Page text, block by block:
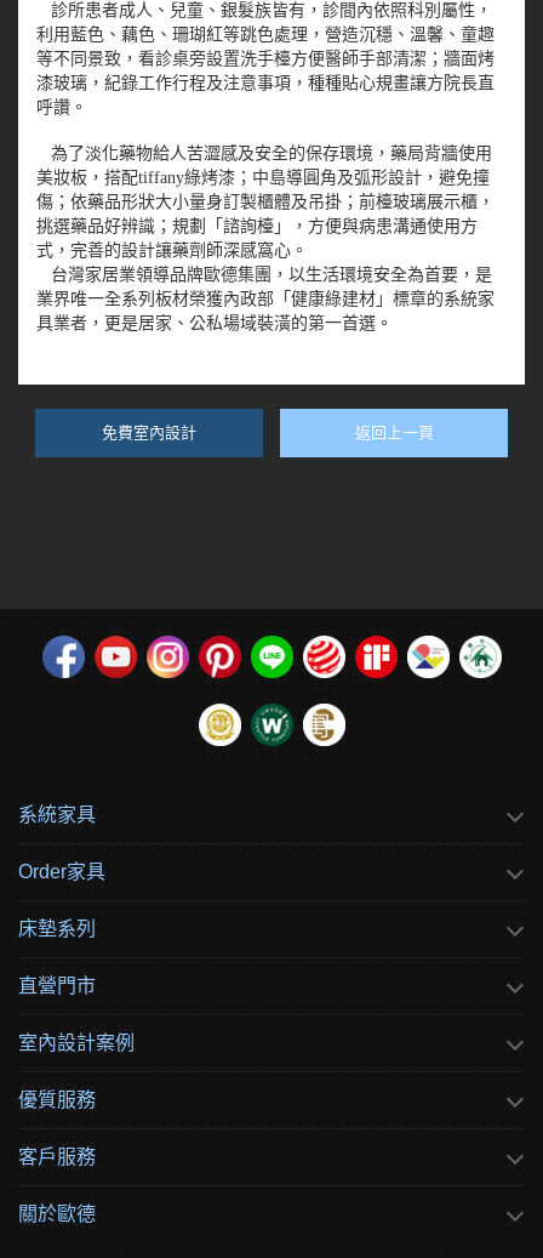
診所患者成人、兒童、銀髮族皆有，診間內依照科別屬性，
利用藍色、藕色、珊瑚紅等跳色處理，營造沉穩、溫馨、童趣
等不同景致，看診桌旁設置洗手檯方便醫師手部清潔；牆面烤
漆玻璃，紀錄工作行程及注意事項，種種貼心規畫讓方院長直
呼讚。
為了淡化藥物給人苦澀感及安全的保存環境，藥局背牆使用
美妝板，搭配tiffany綠烤漆；中島導圓角及弧形設計，避免撞
傷；依藥品形狀大小量身訂製櫃體及吊掛；前檯玻璃展示櫃，
挑選藥品好辨識；規劃「諮詢檯」，方便與病患溝通使用方
式，完善的設計讓藥劑師深感窩心。
台灣家居業領導品牌歐德集團，以生活環境安全為首要，是
業界唯一全系列板材榮獲內政部「健康綠建材」標章的系統家
具業者，更是居家、公私場域裝潢的第一首選。
免費室內設計 返回上一頁
系統家具
Order家具
床墊系列
直營門市
室內設計案例
優質服務
客戶服務
關於歐德